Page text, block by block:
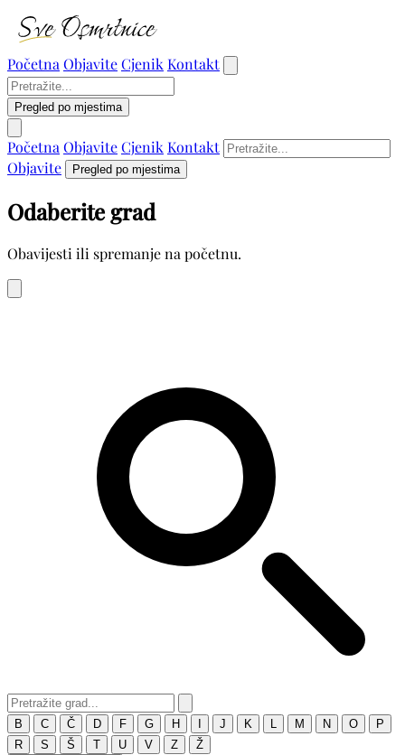
Početna ObjaviteCjenik Kontakt
Pregled po mjestima
Početna ObjaviteCjenik Kontakt
Objavite
Pregled po mjestima
Odaberite grad
Obavijesti ili spremanje na početnu.
B C Č D F G H J K M N O
P
R
S Š T U V Z Ž